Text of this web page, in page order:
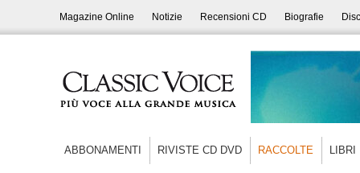
Magazine Online Notizie Recensioni CD Biografie
ABBONAMENTI RIVISTE CD DVD RACCOLTE LIBRI